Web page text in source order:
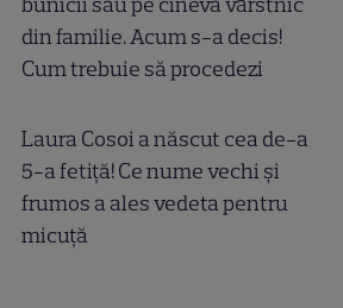
din familie. Acum s-a decis!
Cum trebuie să procedezi
Laura Cosoi a născut cea de-a
5-a fetiță! Ce nume vechi și
frumos a ales vedeta pentru
micuță